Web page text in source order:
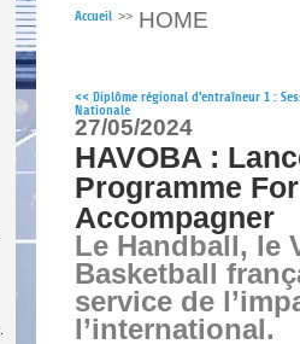
LUTTE CONTRE LES VIOLENCES
Accueil >> HOME
<< Diplôme régional d'entraîneur 1 :
Nationale
27/05/2024
HAVOBA :
Programme
Accompagner
Le Handball, le
Basketball
service de
l’international.